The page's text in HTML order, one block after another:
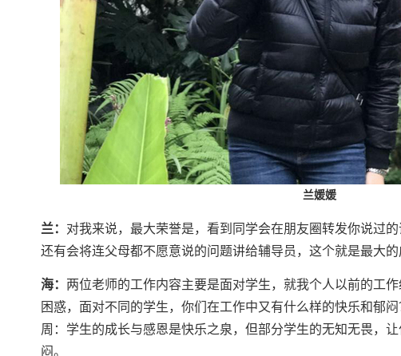
兰媛媛
兰： 对我来说，最大荣誉是，看到同学会在朋友圈转发你说过
还有会将连父母都不愿意说的问题讲给辅导员，这个就是最大的
海： 两位老师的工作内容主要是面对学生，就我个人以前的工
困惑，面对不同的学生，你们在工作中又有什么样的快乐和郁闷
周：学生的成长与感恩是快乐之泉，但部分学生的无知无畏，
闷。